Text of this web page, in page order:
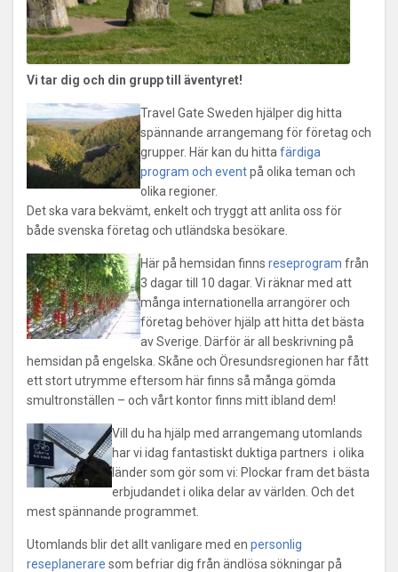
Vi tar dig och din grupp till äventyret!
Travel Gate Sweden hjälper dig hitta
spännande arrangemang för företag och
grupper. Här kan du hitta färdiga
program och eventpå olika teman och
olika regioner.
Det ska vara bekvämt, enkelt och tryggt att anlita oss för
både svenska företag och utländska besökare.
Här på hemsidan finns reseprogram från
3 dagar till 10 dagar. Vi räknar med att
många internationella arrangörer och
företag behöver hjälp att hitta det bästa
av Sverige. Därför är all beskrivning på
hemsidan på engelska. Skåne och Öresundsregionen har fått
ett stort utrymme eftersom här finns så många gömda
smultronställen – och vårt kontor finns mitt ibland dem!
Vill du ha hjälp med arrangemang utomlands
har vi idag fantastiskt duktiga partners i olika
länder som gör som vi: Plockar fram det bästa
erbjudandet i olika delar av världen. Och det
mest spännande programmet.
Utomlands blir det allt vanligare med en personlig
reseplanerare som befriar dig från ändlösa sökningar på